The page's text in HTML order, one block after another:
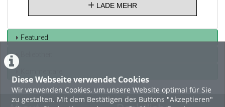
Diese Webseite verwendet Cookies
Wir verwenden Cookies, um unsere Website optimal für Sie
zu gestalten. Mit dem Bestätigen des Buttons "Akzeptieren"
LADE MEHR
Featured